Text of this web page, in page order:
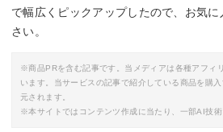
で幅広くピックアップしたので、お気
さい。
※商品PRを含む記事です。当メディアは各種アフィ
います。当サービスの記事で紹介している商品を購
元されます。
※本サイトではコンテンツ作成に当たり、一部AI技術